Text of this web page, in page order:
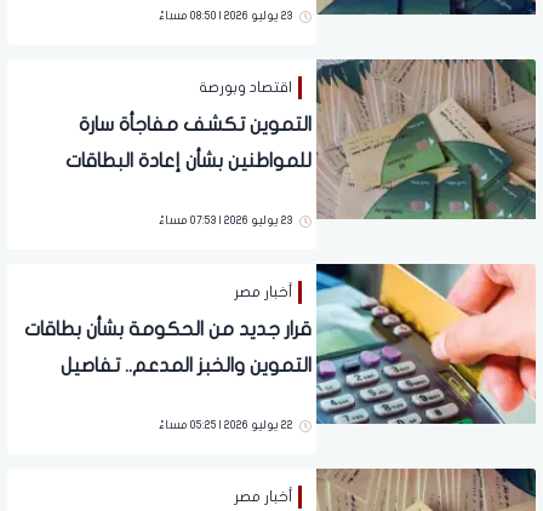
23 يوليو 2026 | 08:50 مساءً
اقتصاد وبورصة
التموين تكشف مفاجأة سارة
للمواطنين بشأن إعادة البطاقات
23 يوليو 2026 | 07:53 مساءً
أخبار مصر
قرار جديد من الحكومة بشأن بطاقات
التموين والخبز المدعم.. تفاصيل
22 يوليو 2026 | 05:25 مساءً
أخبار مصر